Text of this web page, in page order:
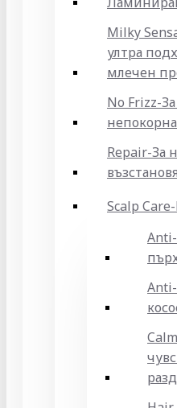
Milky
ултра
млечен
No Frizz-
Repair-За
Scalp